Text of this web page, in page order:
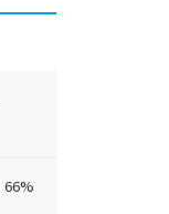
66%